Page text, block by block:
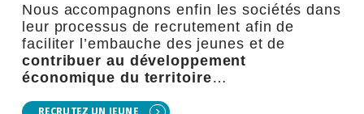
Nous accompagnons enfin les sociétés dans
leur processus de recrutement afin de
faciliter l’embauche des jeunes et de
contribuer au développement
économique du territoire…